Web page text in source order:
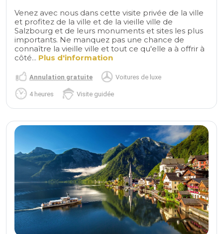
Venez avec nous dans cette visite privée de la ville
et profitez de la ville et de la vieille ville de
Salzbourg et de leurs monuments et sites les plus
importants. Ne manquez pas une chance de
connaître la vieille ville et tout ce qu'elle a à offrir à
côté... Plus d'information
Annulation gratuite Voitures de luxe
4 heures Visite guidée